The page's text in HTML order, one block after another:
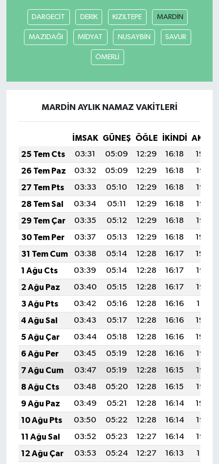
DARGECİT DERİK KIZILTEPE MARDİN
MAZIDAĞI MİDYAT NUSAYBİN SAVUR
ÖMERLİ
MARDİN AYLIK NAMAZ VAKITLERI
İMSAK GÜNEŞ ÖĞLE İKINDI
25 Tem Cts
03:31 05:09 12:29 16:18
19:39
26 Tem Paz
03:32 05:09 12:29 16:18
19:38
27 Tem Pts
03:33 05:10 12:29 16:18
19:37
28 Tem Sal
03:34 05:11 12:29 16:18
19:36
29 Tem Çar
03:35 05:12 12:29 16:18
19:35
30 Tem Per
03:37 05:13 12:29 16:18
19:34
31 Tem Cum
03:38 05:14 12:28 16:17
19:34
1 Ağu Cts
03:39 05:14 12:28 16:17
19:33
2 Ağu Paz
03:40 05:15 12:28 16:17
19:32
3 Ağu Pts
03:42 05:16 12:28 16:16
19:31
4 Ağu Sal
03:43 05:17 12:28 16:16
19:30
5 Ağu Çar
03:44 05:18 12:28 16:16
19:29
6 Ağu Per
03:45 05:19 12:28 16:16
19:28
7 Ağu Cum
03:47 05:19 12:28 16:15
19:27
8 Ağu Cts
03:48 05:20 12:28 16:15
19:25
9 Ağu Paz
03:49 05:21 12:28 16:14
19:24
10 Ağu Pts
03:50 05:22 12:28 16:14
19:23
11 Ağu Sal
03:52 05:23 12:27 16:14
19:22
12 Ağu Çar
03:53 05:24 12:27 16:13
19:21